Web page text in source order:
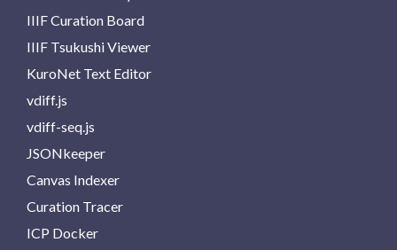
IIIF Curation Board
IIIF Tsukushi Viewer
KuroNet Text Editor
vdiff.js
vdiff-seq.js
JSONkeeper
Canvas Indexer
Curation Tracer
ICP Docker